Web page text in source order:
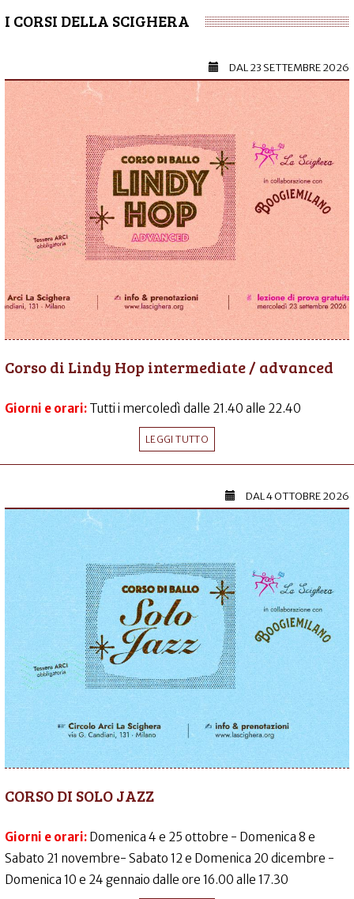
I CORSI DELLA SCIGHERA
DAL23 SETTEMBRE 2026
Corso di Lindy Hop intermediate / advanced
Giorni e orari: Tutti i mercoledì dalle 21.40 alle 22.40
LEGGI TUTTO
DAL4 OTTOBRE 2026
CORSO DI SOLO JAZZ
Giorni e orari: Domenica 4 e 25 ottobre - Domenica 8 e
Sabato 21 novembre- Sabato 12 e Domenica 20 dicembre -
Domenica 10 e 24 gennaio dalle ore 16.00 alle 17.30